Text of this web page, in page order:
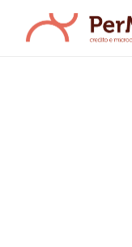
contenuti